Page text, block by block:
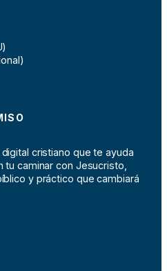
cristiano que te ayuda
caminar con Jesucristo,
y práctico que cambiará